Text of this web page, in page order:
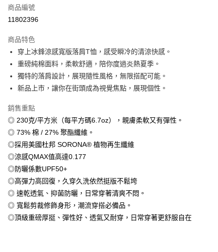
信用卡分期付款
合作金庫商業銀行
華南商業銀行
彰化商業銀行
上海商業儲蓄銀行
台北富邦商業銀行
國泰世華商業銀行
兆豐國際商業銀行
臺灣中小企業銀行
台中商業銀行
聯邦商業銀行
元大商業銀行
永豐商業銀行
台新國際商業銀行
台灣樂天信用卡公司
6 期 0 利率 每期
華南商業銀行
彰化商業銀行
上海商業儲蓄銀行
台北富邦商業銀行
國泰世華商業銀行
兆豐國際商業銀行
匯豐（台灣）商業銀行
聯邦商業銀行
遠東國際商業銀行
元大商業銀行
玉山商業銀行
星展（台灣）商業銀行
台灣樂天信用卡公司
12 期 0 利率 每期NT$44
合作金庫商業銀行
第一商業銀行
上海商業儲蓄銀行
台北富邦商業銀行
國泰世華商業銀行
臺灣中小企業銀行
匯豐（台灣）商業銀行
華泰商業銀行
聯邦商業銀行
元大商業銀行
永豐商業銀行
玉山商業銀行
台新國際商業銀行
超商取貨付款
LINE Pay
Apple Pay
街口支付
悠遊付
Google Pay
全盈+PAY
大哥付你分期
相關說明
商品編號
11802396
商品特色
穿上冰鋒涼感寬版落肩T恤，感受瞬冷的清涼快感。
重磅純棉面料，柔軟舒適，陪你度過炎熱夏季。
獨特的落肩設計，展現隨性風格，無限搭配可能。
新品上市，讓你在街頭成為視覺焦點，展現個性。
銷售重點
◎ 230克/平方米（每平方碼6.7oz），親膚柔軟又有彈性。
◎ 73% 棉 / 27% 聚酯纖維。
◎採用美國杜邦 SORONA® 植物再生纖維
◎涼感QMAX值高達0.177
◎防曬係數UPF50+
◎高彈力高回復，久穿久洗依然挺版不鬆垮
◎ 速乾透氣、抑菌防曬，日常穿著清爽不悶。
◎ 寬鬆剪裁修飾身形，潮流穿搭必備品。
◎頂級重磅厚挺、彈性好、透氣又耐穿，日常穿著更舒服自在